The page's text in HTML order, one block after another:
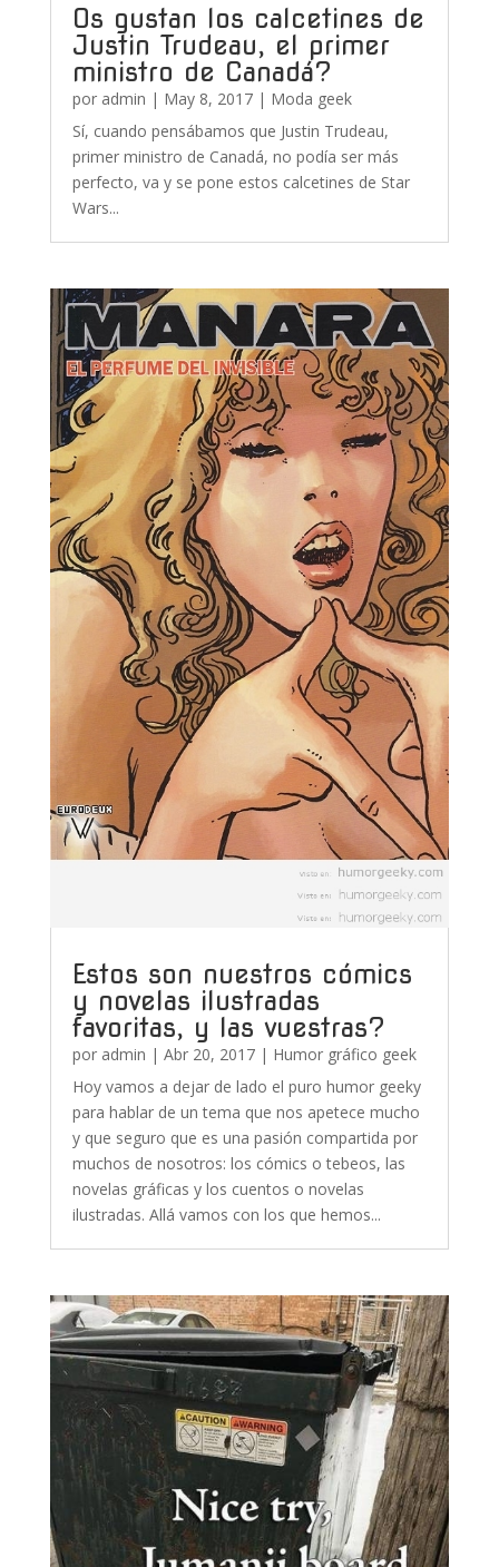
Os gustan los calcetines de
Justin Trudeau, el primer
ministro de Canadá?
por admin | May 8, 2017| Moda geek
Sí, cuando pensábamos que Justin Trudeau,
primer ministro de Canadá, no podía ser más
perfecto, va y se pone estos calcetines de Star
Wars...
Estos son nuestros cómics
y novelas ilustradas
favoritas, y las vuestras?
por admin | Abr 20, 2017| Humor gráfico geek
Hoy vamos a dejar de lado el puro humor geeky
para hablar de un tema que nos apetece mucho
y que seguro que es una pasión compartida por
muchos de nosotros: los cómics o tebeos, las
novelas gráficas y los cuentos o novelas
ilustradas. Allá vamos con los que hemos...